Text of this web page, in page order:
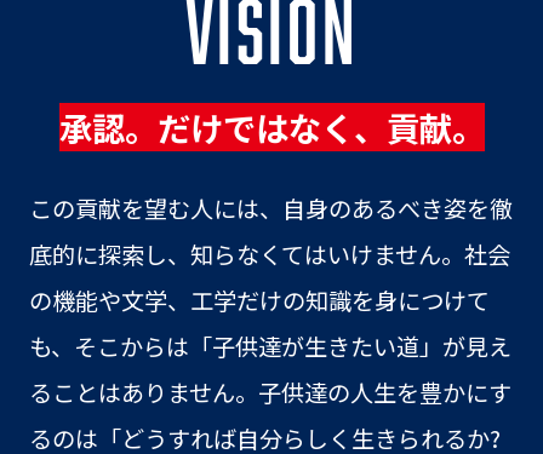
承認。だけではなく、貢献。
この貢献を望む人には、自身のあるべき姿を徹
底的に探索し、知らなくてはいけません。社会
の機能や文学、工学だけの知識を身につけて
も、そこからは「子供達が生きたい道」が見え
ることはありません。子供達の人生を豊かにす
るのは「どうすれば自分らしく生きられるか?